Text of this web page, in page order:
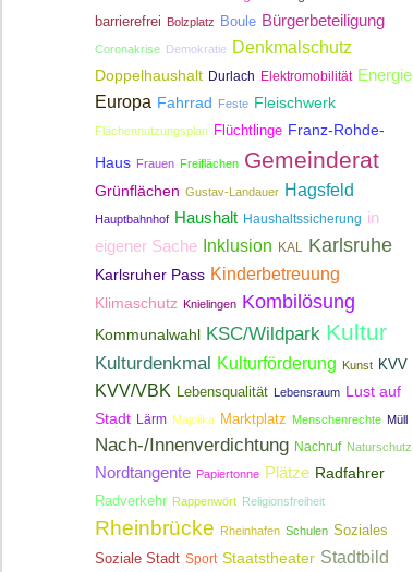
barrierefrei Bolzplatz Boule Bürgerbeteiligung
Coronakrise Demokratie Denkmalschutz
Doppelhaushalt Durlach Elektromobilität Energie
Europa Fahrrad Feste Fleischwerk
Flächennutzungsplan Flüchtlinge Franz-Rohde-
Haus Frauen Freiflächen Gemeinderat
Grünflächen Gustav-Landauer Hagsfeld
Hauptbahnhof Haushalt Haushaltssicherung in
eigener Sache Inklusion KAL Karlsruhe
Karlsruher Pass Kinderbetreuung
Klimaschutz Knielingen Kombilösung
Kommunalwahl KSC/Wildpark Kultur
Kulturdenkmal Kulturförderung Kunst KVV
KVV/VBK Lebensqualität Lebensraum
Lust auf
Stadt Lärm Majolika Marktplatz Menschenrechte Müll
Nach-/Innenverdichtung Nachruf Naturschutz
Nordtangente Papiertonne Plätze Radfahrer
Radverkehr Rappenwört Religionsfreiheit
Rheinbrücke Rheinhafen Schulen Soziales
Soziale Stadt Sport Staatstheater Stadtbild